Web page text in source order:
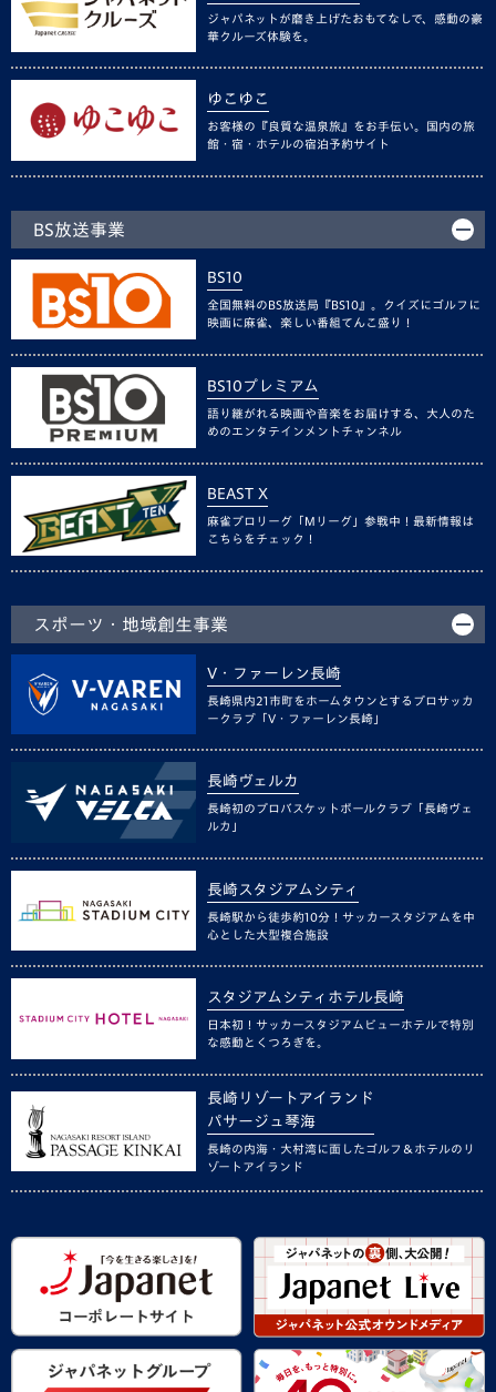
ジャパネットが磨き上げたおもてなしで、感動の豪
華クルーズ体験を。
ゆこゆこ
お客様の『良質な温泉旅』をお手伝い。国内の旅
館・宿・ホテルの宿泊予約サイト
BS放送事業
BS10
全国無料のBS放送局『BS10』。クイズにゴルフに
映画に麻雀、楽しい番組てんこ盛り！
BS10プレミアム
語り継がれる映画や音楽をお届けする、大人のた
めのエンタテインメントチャンネル
BEAST X
麻雀プロリーグ「Mリーグ」参戦中！最新情報は
こちらをチェック！
スポーツ・地域創生事業
V・ファーレン長崎
長崎県内21市町をホームタウンとするプロサッカ
ークラブ「V・ファーレン長崎」
長崎ヴェルカ
長崎初のプロバスケットボールクラブ「長崎ヴェ
ルカ」
長崎スタジアムシティ
長崎駅から徒歩約10分！サッカースタジアムを中
心とした大型複合施設
スタジアムシティホテル長崎
日本初！サッカースタジアムビューホテルで特別
な感動とくつろぎを。
長崎リゾートアイランド
パサージュ琴海
長崎の内海・大村湾に面したゴルフ＆ホテルのリ
ゾートアイランド